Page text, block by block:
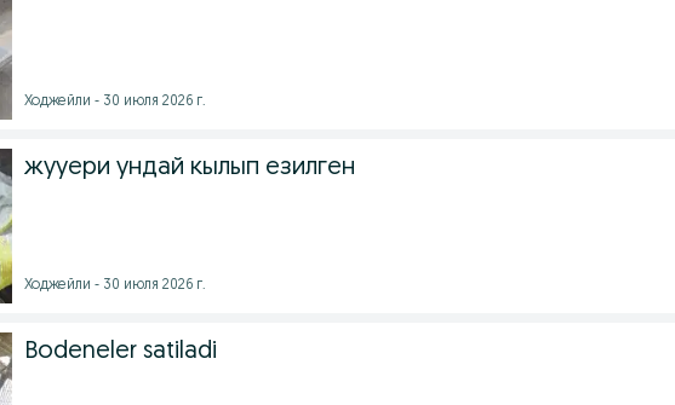
Ходжейли - 30 июля 2026 г.
жууери ундай кылып езилген
Ходжейли - 30 июля 2026 г.
Bodeneler satiladi